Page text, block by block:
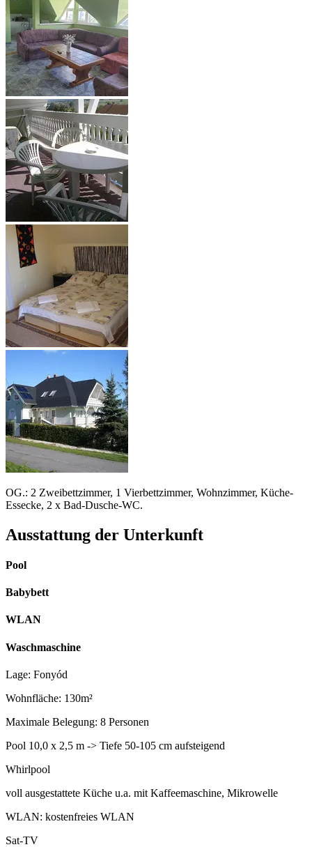
OG.: 2 Zweibettzimmer, 1 Vierbettzimmer, Wohnzimmer, Küche-
Essecke, 2 x Bad-Dusche-WC.
Ausstattung der Unterkunft
Pool
Babybett
WLAN
Waschmaschine
Lage: Fonyód
Wohnfläche: 130m²
Maximale Belegung: 8 Personen
Pool 10,0 x 2,5 m -> Tiefe 50-105 cm aufsteigend
Whirlpool
voll ausgestattete Küche u.a. mit Kaffeemaschine, Mikrowelle
WLAN: kostenfreies WLAN
Sat-TV